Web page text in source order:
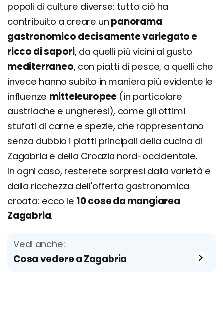
popoli di culture diverse: tutto ciò ha
contribuito a creare un panorama
gastronomico decisamente variegato e
ricco di sapori, da quelli più vicini al gusto
mediterraneo, con piatti di pesce, a quelli che
invece hanno subito in maniera più evidente le
influenze mitteleuropee(in particolare
austriache e ungheresi), come gli ottimi
stufati di carne e spezie, che rappresentano
senza dubbio i piatti principali della cucina di
Zagabria e della Croazia nord-occidentale.
In ogni caso, resterete sorpresi dalla varietà e
dalla ricchezza dell'offerta gastronomica
croata: ecco le 10 cose da mangiarea
Zagabria.
Vedi anche:
Cosa vedere a Zagabria